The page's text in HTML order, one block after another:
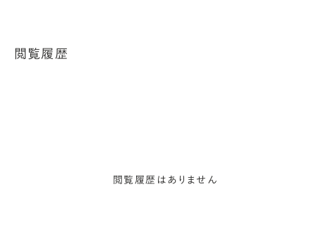
閲覧履歴
閲覧履歴はありません